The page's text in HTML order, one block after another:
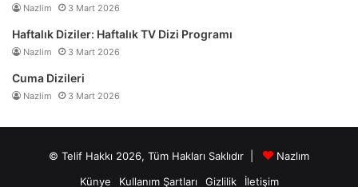
Nazlim 3 Mart 2026
Haftalık Diziler: Haftalık TV Dizi Programı
Nazlim 3 Mart 2026
Cuma Dizileri
Nazlim 3 Mart 2026
© Telif Hakkı 2026, Tüm Hakları Saklıdır |
Nazlım
Künye
Kullanım Şartları Gizlilik İletişim